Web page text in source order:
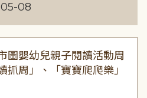
08
圖嬰幼兒親子閱讀活動周
抓周」、「寶寶爬爬樂」